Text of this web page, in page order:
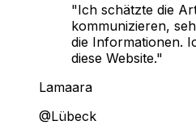
"Ich schätzte die
kommunizieren,
die Informationen.
diese Website."
Lamaara
@Lübeck